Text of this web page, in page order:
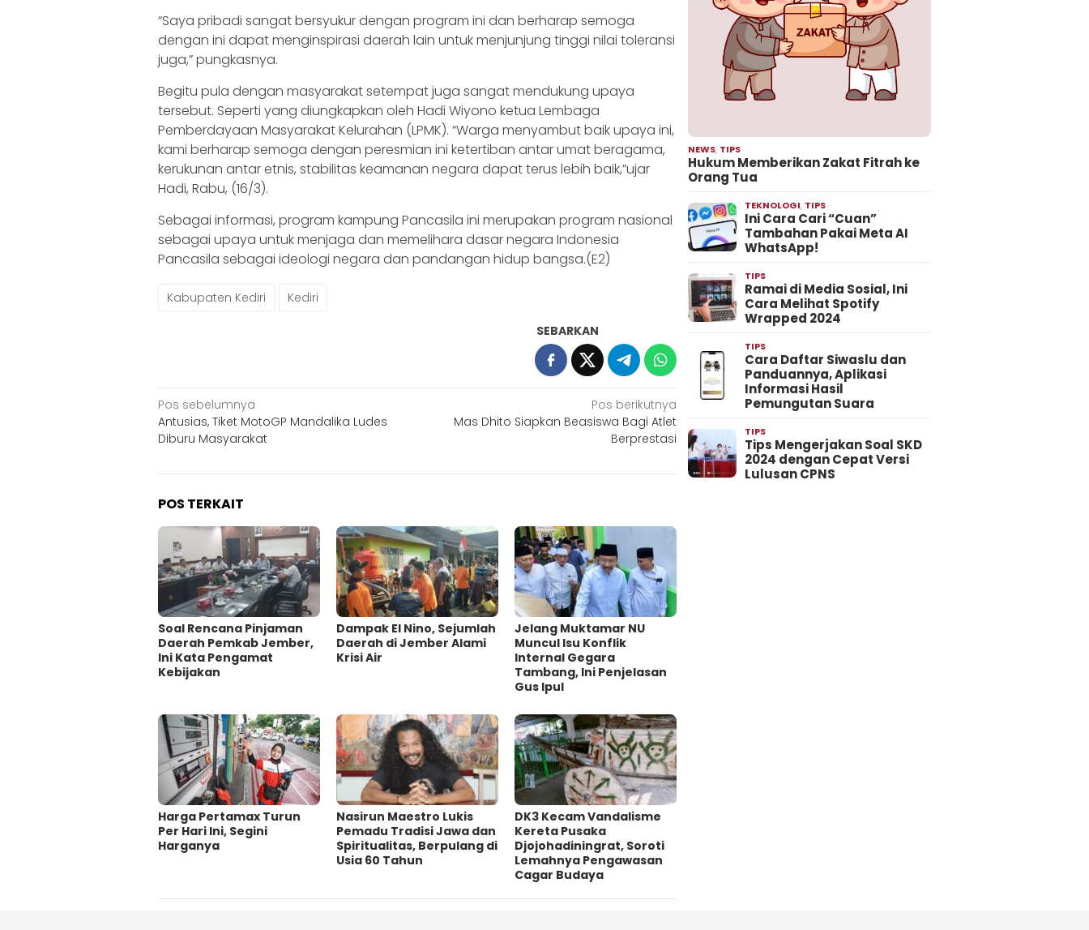
“Saya pribadi sangat bersyukur dengan program ini dan berharap semoga
dengan ini dapat menginspirasi daerah lain untuk menjunjung tinggi nilai toleransi
juga,” pungkasnya.
Begitu pula dengan masyarakat setempat juga sangat mendukung upaya
tersebut. Seperti yang diungkapkan oleh Hadi Wiyono ketua Lembaga
Pemberdayaan Masyarakat Kelurahan (LPMK). “Warga menyambut baik upaya ini,
kami berharap semoga dengan peresmian ini ketertiban antar umat beragama,
kerukunan antar etnis, stabilitas keamanan negara dapat terus lebih baik,”ujar
Hadi, Rabu, (16/3).
Sebagai informasi, program kampung Pancasila ini merupakan program nasional
sebagai upaya untuk menjaga dan memelihara dasar negara Indonesia
Pancasila sebagai ideologi negara dan pandangan hidup bangsa.(E2)
Kabupaten Kediri Kediri
SEBARKAN
Navigasi
pos
Pos sebelumnya
Antusias, Tiket MotoGP Mandalika Ludes
Diburu Masyarakat
Pos berikutnya
Mas Dhito Siapkan Beasiswa Bagi Atlet
Berprestasi
POS TERKAIT
‎Soal Rencana Pinjaman
Daerah Pemkab Jember,
Ini Kata Pengamat
Kebijakan ‎
Dampak El Nino, Sejumlah
Daerah di Jember Alami
Krisi Air
Jelang Muktamar NU
Muncul Isu Konflik
Internal Gegara
Tambang, Ini Penjelasan
Gus Ipul
Harga Pertamax Turun
Per Hari Ini, Segini
Harganya
‎Nasirun Maestro Lukis
Pemadu Tradisi Jawa dan
Spiritualitas, Berpulang di
Usia 60 Tahun
DK3 Kecam Vandalisme
Kereta Pusaka
Djojohadiningrat, Soroti
Lemahnya Pengawasan
Cagar Budaya
NEWS, TIPS
Hukum Memberikan Zakat Fitrah ke
Orang Tua
TEKNOLOGI, TIPS
Ini Cara Cari “Cuan”
Tambahan Pakai Meta AI
WhatsApp!
TIPS
Ramai di Media Sosial, Ini
Cara Melihat Spotify
Wrapped 2024
TIPS
Cara Daftar Siwaslu dan
Panduannya, Aplikasi
Informasi Hasil
Pemungutan Suara
TIPS
Tips Mengerjakan Soal SKD
2024 dengan Cepat Versi
Lulusan CPNS